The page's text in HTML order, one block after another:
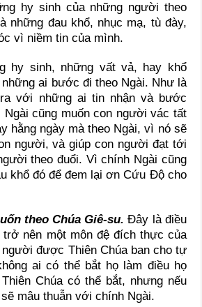
hy sinh của những người theo
những đau khổ, nhục mạ, tù đày,
vì niềm tin của mình.
hy sinh, những vất vả, hay khổ
ai bước đi theo Ngài. Như là
với những ai tin nhận và bước
Ngài cũng muốn con người vác tất
hằng ngày mà theo Ngài, vì nó sẽ
người, và giúp con người đạt tới
theo đuổi. Vì chính Ngài cũng
khổ đó để đem lại ơn Cứu Độ cho
theo Chúa Giê-su. Đây là điều
trở nên một môn đệ đích thực của
được Thiên Chúa ban cho tự
ai có thể bắt họ làm điều họ
Chúa có thể bắt, nhưng nếu
mâu thuẫn với chính Ngài.